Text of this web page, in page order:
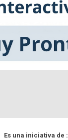
Es una iniciativa de :